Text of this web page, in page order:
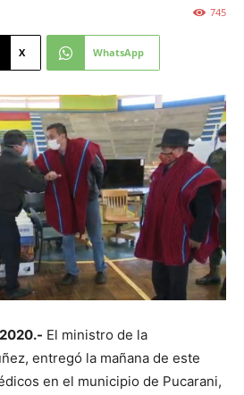
745
X WhatsApp
El ministro de la
entregó la mañana de este
en el municipio de Pucarani,